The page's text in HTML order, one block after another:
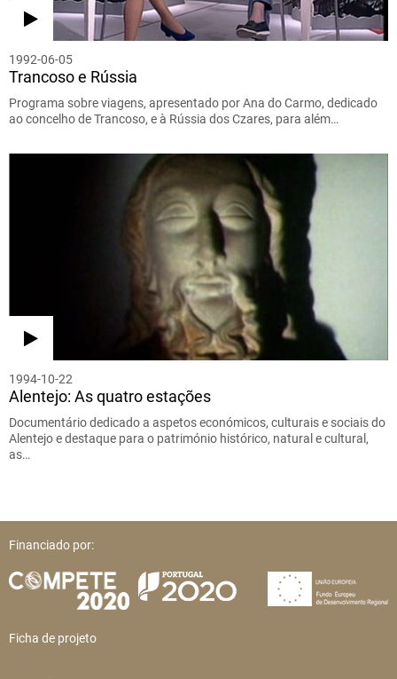
1992-06-05
Trancoso e Rússia
Programa sobre viagens, apresentado por Ana do Carmo, dedicado
ao concelho de Trancoso, e à Rússia dos Czares, para além…
1994-10-22
Alentejo: As quatro estações
Documentário dedicado a aspetos económicos, culturais e sociais do
Alentejo e destaque para o património histórico, natural e cultural,
as…
Financiado por:
Ficha de projeto